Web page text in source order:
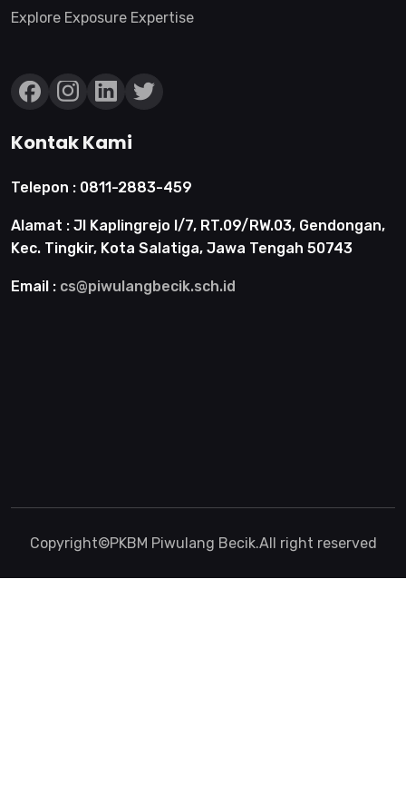
Explore Exposure Expertise
Kontak Kami
Telepon : 0811-2883-459
Alamat : Jl Kaplingrejo I/7, RT.09/RW.03, Gendongan,
Kec. Tingkir, Kota Salatiga, Jawa Tengah 50743
Email : cs@piwulangbecik.sch.id
Copyright©PKBM Piwulang Becik.All right reserved